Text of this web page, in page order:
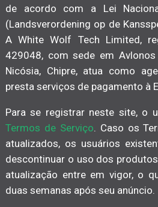
de acordo com a Lei
(Landsverordening op de
A White Wolf Tech Limited,
429048, com sede em
Nicósia, Chipre, atua como
presta serviços de pagamento à
Para se registrar neste site, o
Termos de Serviço. Caso os
atualizados, os usuários
descontinuar o uso dos
atualização entre em vigor, o
duas semanas após seu anúncio.